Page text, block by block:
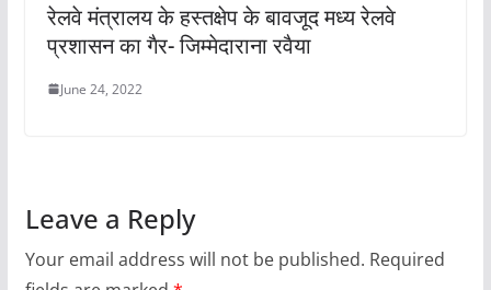
रेलवे मंत्रालय के हस्तक्षेप के बावजूद मध्य रेलवे
प्रशासन का गैर- जिम्मेदाराना रवैया
June 24, 2022
Leave a Reply
Your email address will not be published. Required